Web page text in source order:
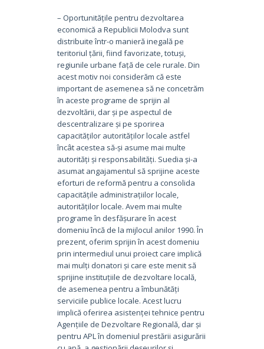
– Oportunitățile pentru dezvoltarea
economică a Republicii Molodva sunt
distribuite într-o manieră inegală pe
teritoriul țării, fiind favorizate, totuși,
regiunile urbane față de cele rurale. Din
acest motiv noi considerăm că este
important de asemenea să ne concetrăm
în aceste programe de sprijin al
dezvoltării, dar și pe aspectul de
descentralizare și pe sporirea
capacităților autorităților locale astfel
încât acestea să-și asume mai multe
autorități și responsabilități. Suedia și-a
asumat angajamentul să sprijine aceste
eforturi de reformă pentru a consolida
capacitățile administrațiilor locale,
autorităților locale. Avem mai multe
programe în desfășurare în acest
domeniu încă de la mijlocul anilor 1990. În
prezent, oferim sprijin în acest domeniu
prin intermediul unui proiect care implică
mai mulți donatori și care este menit să
sprijine instituțiile de dezvoltare locală,
de asemenea pentru a îmbunătăți
serviciile publice locale. Acest lucru
implică oferirea asistenței tehnice pentru
Agențiile de Dezvoltare Regională, dar și
pentru APL în domeniul prestării asigurării